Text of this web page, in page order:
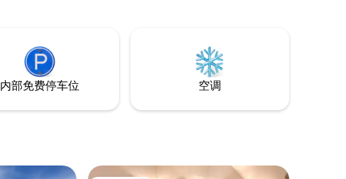
内部免费停车位 空调